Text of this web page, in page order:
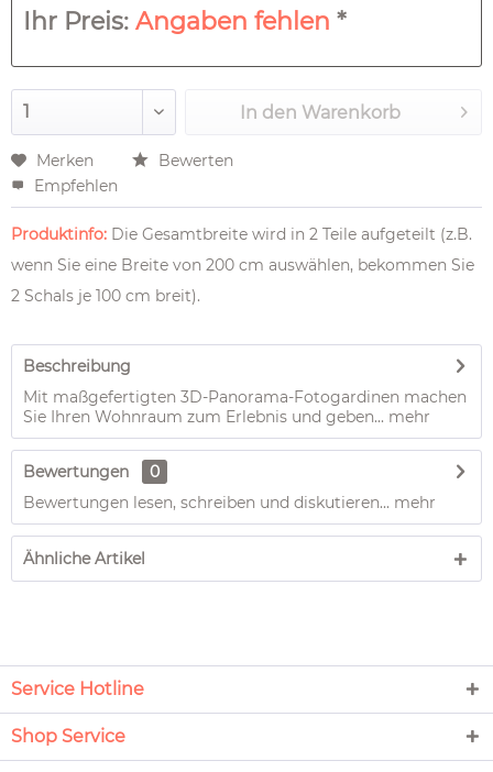
Ihr Preis: Angaben fehlen *
In den Warenkorb
Merken
Bewerten
Empfehlen
Produktinfo: Die Gesamtbreite wird in 2 Teile aufgeteilt (z.B.
wenn Sie eine Breite von 200 cm auswählen, bekommen Sie
2 Schals je 100 cm breit).
Beschreibung
Mit maßgefertigten 3D-Panorama-Fotogardinen machen
Sie Ihren Wohnraum zum Erlebnis und geben... mehr
Bewertungen
0
Bewertungen lesen, schreiben und diskutieren... mehr
Ähnliche Artikel
Service Hotline
Shop Service